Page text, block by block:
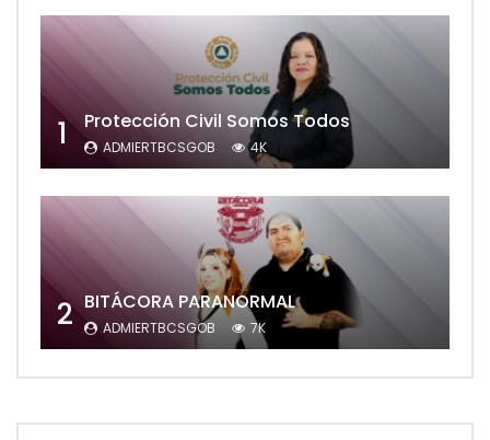
1 Protección Civil Somos Todos
ADMIERTBCSGOB 4K
2 BITÁCORA PARANORMAL
ADMIERTBCSGOB 7K